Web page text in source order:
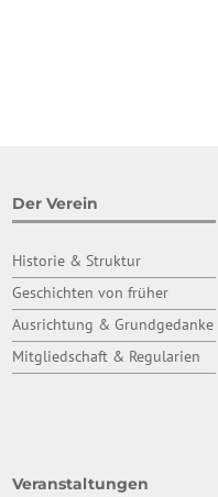
Der Verein
Historie & Struktur
Geschichten von früher
Ausrichtung & Grundgedanke
Mitgliedschaft & Regularien
Veranstaltungen